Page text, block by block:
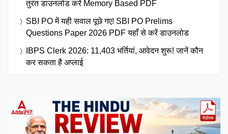
तुरंत डाउनलोड करें Memory Based PDF
SBI PO में यही सवाल पूछे गए! SBI PO Prelims
Questions Paper 2026 PDF यहाँ से करें डाउनलोड
IBPS Clerk 2026: 11,403 भर्तियां, आवेदन शुरू! जानें कौन
कर सकता है अप्लाई